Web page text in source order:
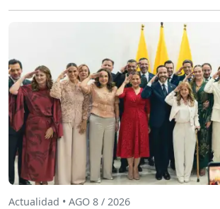
Actualidad • AGO 8 / 2026